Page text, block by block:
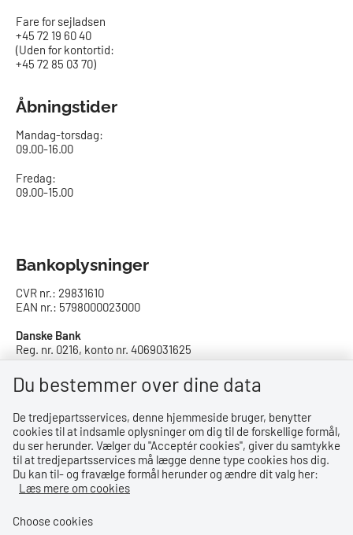
Fare for sejladsen
+45 72 19 60 40
(Uden for kontortid:
+45 72 85 03 70)
Åbningstider
Mandag-torsdag:
09.00-16.00​
Fredag:
09.00-15.00
Bankoplysninger
CVR nr.: 29831610
EAN nr.: 5798000023000
Danske Bank
Reg. nr. 0216, konto nr. 4069031625
IBAN: DK8402164069031625
SWIFT: DABADKKK
Privatlivspolitik
Privatlivspolitik
Tilgængelighedserklæring
Du bestemmer over dine data
De tredjepartsservices, denne hjemmeside bruger, benytter
cookies til at indsamle oplysninger om dig til de forskellige formål,
du ser herunder. Vælger du ''Acceptér cookies'', giver du samtykke
til at tredjepartsservices må lægge denne type cookies hos dig.
Du kan til- og fravælge formål herunder og ændre dit valg her:
Læs mere om cookies
Choose cookies